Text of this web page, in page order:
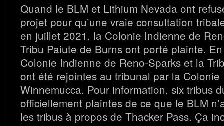
Quand le BLM et Lithium Nevada ont
projet pour qu’une vraie consultation
en juillet 2021, la Colonie Indienne de
Tribu Paiute de Burns ont porté plainte.
Colonie Indienne de Reno-Sparks et la
ont été rejointes au tribunal par la
Winnemucca. Pour information, six tribus
officiellement plaintes de ce que le BLM
les tribus à propos de Thacker Pass. Ça